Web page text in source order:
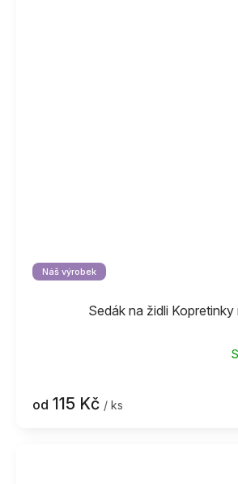
Náš výrobek
Sedák na židli Kopretinky
od 115 Kč / ks